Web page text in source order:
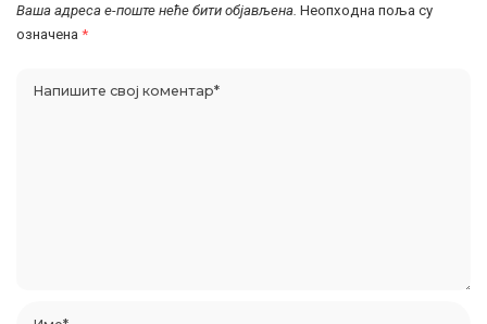
Ваша адреса е-поште неће бити објављена. Неопходна поља су
означена *